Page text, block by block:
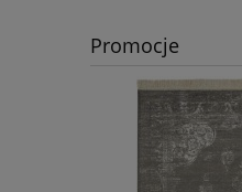
Promocje